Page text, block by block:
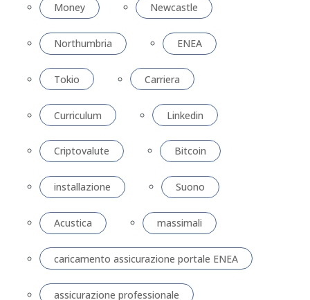
Money Newcastle
Northumbria ENEA
Tokio Carriera
Curriculum Linkedin
Criptovalute Bitcoin
installazione Suono
Acustica massimali
caricamento assicurazione portale ENEA
assicurazione professionale